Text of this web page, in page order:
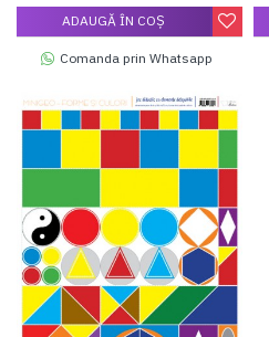
ADAUGĂ ÎN COŞ
Comanda prin Whatsapp